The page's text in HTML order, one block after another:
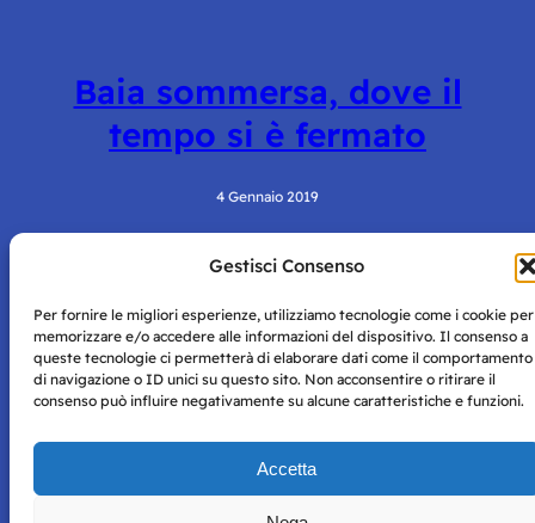
Gestisci Consenso
Per fornire le migliori esperienze, utilizziamo tecnologie come i cookie per
memorizzare e/o accedere alle informazioni del dispositivo. Il consenso a
queste tecnologie ci permetterà di elaborare dati come il comportamento
di navigazione o ID unici su questo sito. Non acconsentire o ritirare il
consenso può influire negativamente su alcune caratteristiche e funzioni.
Accetta
Baia sommersa, dove il
tempo si è fermato
4 Gennaio 2019
Napoli con autorizzazione numero 38 del 25/9/2019.
Tutte le immagini e i contenuti su questo sito sono forniti